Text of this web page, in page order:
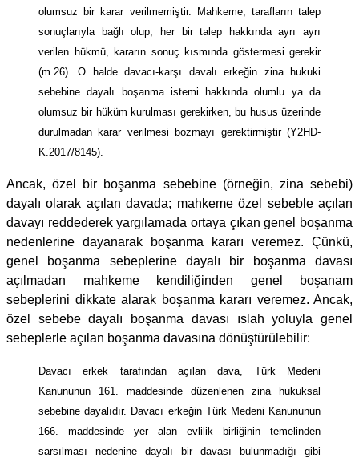
olumsuz bir karar verilmemiştir. Mahkeme, tarafların talep
sonuçlarıyla bağlı olup; her bir talep hakkında ayrı ayrı
verilen hükmü, kararın sonuç kısmında göstermesi gerekir
(m.26). O halde davacı-karşı davalı erkeğin zina hukuki
sebebine dayalı boşanma istemi hakkında olumlu ya da
olumsuz bir hüküm kurulması gerekirken, bu husus üzerinde
durulmadan karar verilmesi bozmayı gerektirmiştir (Y2HD-
K.2017/8145).
Ancak, özel bir boşanma sebebine (örneğin, zina sebebi)
dayalı olarak açılan davada; mahkeme özel sebeble açılan
davayı reddederek yargılamada ortaya çıkan genel boşanma
nedenlerine dayanarak boşanma kararı veremez. Çünkü,
genel boşanma sebeplerine dayalı bir boşanma davası
açılmadan mahkeme kendiliğinden genel boşanam
sebeplerini dikkate alarak boşanma kararı veremez. Ancak,
özel sebebe dayalı boşanma davası ıslah yoluyla genel
sebeplerle açılan boşanma davasına dönüştürülebilir:
Davacı erkek tarafından açılan dava, Türk Medeni
Kanununun 161. maddesinde düzenlenen zina hukuksal
sebebine dayalıdır. Davacı erkeğin Türk Medeni Kanununun
166. maddesinde yer alan evlilik birliğinin temelinden
sarsılması nedenine dayalı bir davası bulunmadığı gibi